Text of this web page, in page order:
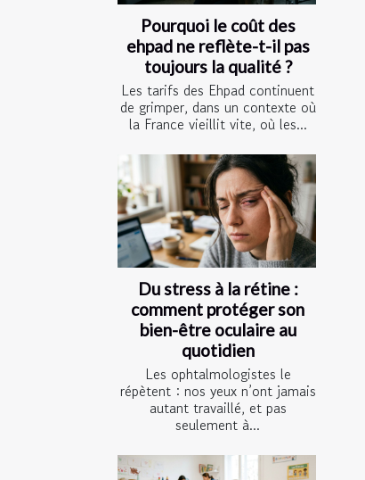
Pourquoi le coût des
ehpad ne reflète-t-il pas
toujours la qualité ?
Les tarifs des Ehpad continuent
de grimper, dans un contexte où
la France vieillit vite, où les...
Du stress à la rétine :
comment protéger son
bien-être oculaire au
quotidien
Les ophtalmologistes le
répètent : nos yeux n’ont jamais
autant travaillé, et pas
seulement à...